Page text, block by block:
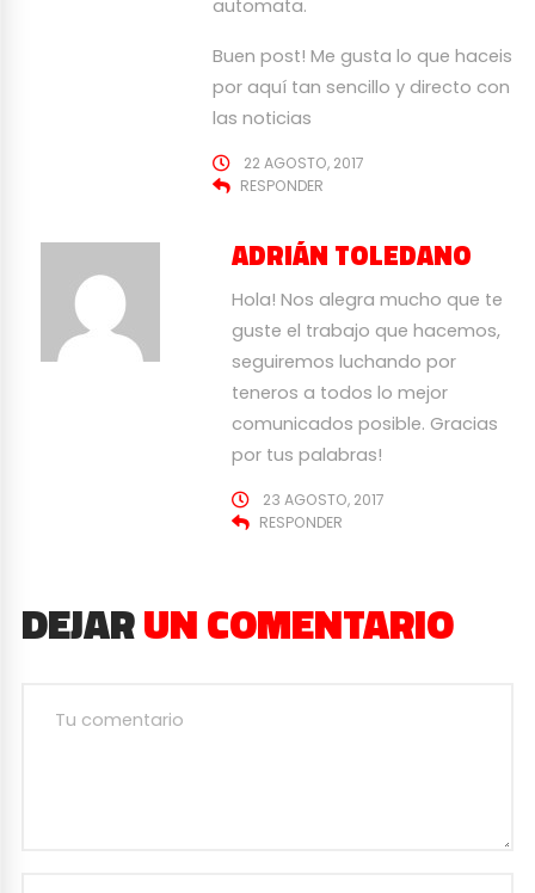
automata.
Buen post! Me gusta lo que haceis
por aquí tan sencillo y directo con
las noticias
22 AGOSTO, 2017
RESPONDER
ADRIÁN TOLEDANO
Hola! Nos alegra mucho que te
guste el trabajo que hacemos,
seguiremos luchando por
teneros a todos lo mejor
comunicados posible. Gracias
por tus palabras!
23 AGOSTO, 2017
RESPONDER
DEJARUN COMENTARIO